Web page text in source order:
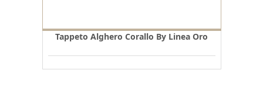
Tappeto Alghero Corallo By Linea Oro